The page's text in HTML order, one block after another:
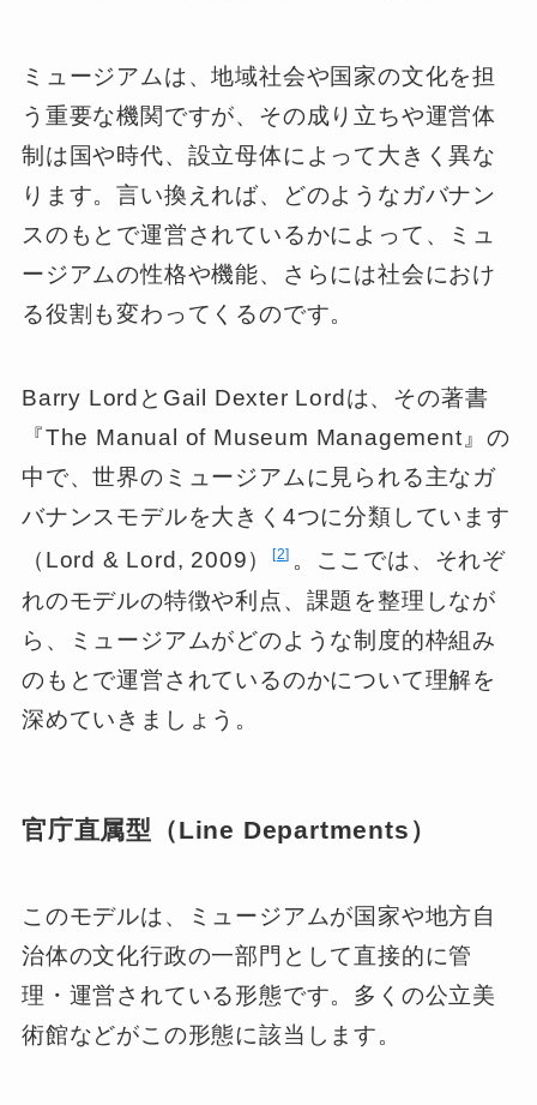
ミュージアムは、地域社会や国家の文化を担
う重要な機関ですが、その成り立ちや運営体
制は国や時代、設立母体によって大きく異な
ります。言い換えれば、どのようなガバナン
スのもとで運営されているかによって、ミュ
ージアムの性格や機能、さらには社会におけ
る役割も変わってくるのです。
Barry LordとGail Dexter Lordは、その著書
『The Manual of Museum Management』の
中で、世界のミュージアムに見られる主なガ
バナンスモデルを大きく4つに分類しています
（Lord & Lord, 2009）
2 。ここでは、それぞ
れのモデルの特徴や利点、課題を整理しなが
ら、ミュージアムがどのような制度的枠組み
のもとで運営されているのかについて理解を
深めていきましょう。
官庁直属型（Line Departments）
このモデルは、ミュージアムが国家や地方自
治体の文化行政の一部門として直接的に管
理・運営されている形態です。多くの公立美
術館などがこの形態に該当します。